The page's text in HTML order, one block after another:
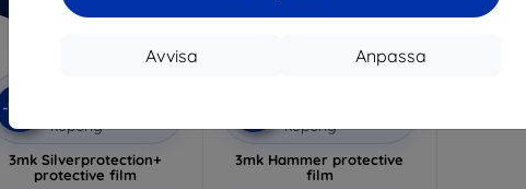
Anpassa
Avvisa
-10%
kupong
3mk Silverprotection+
protective film
kupong
3mk Hammer protective
film